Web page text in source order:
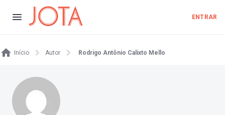
ENTRAR
Início Autor Rodrigo Antônio Calixto Mello